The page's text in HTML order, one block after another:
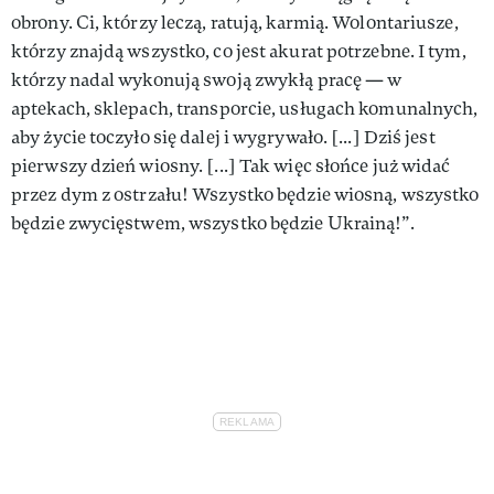
obrony. Ci, którzy leczą, ratują, karmią. Wolontariusze,
którzy znajdą wszystko, co jest akurat potrzebne. I tym,
którzy nadal wykonują swoją zwykłą pracę — w
aptekach, sklepach, transporcie, usługach komunalnych,
aby życie toczyło się dalej i wygrywało. [...] Dziś jest
pierwszy dzień wiosny. [...] Tak więc słońce już widać
przez dym z ostrzału! Wszystko będzie wiosną, wszystko
będzie zwycięstwem, wszystko będzie Ukrainą!”.